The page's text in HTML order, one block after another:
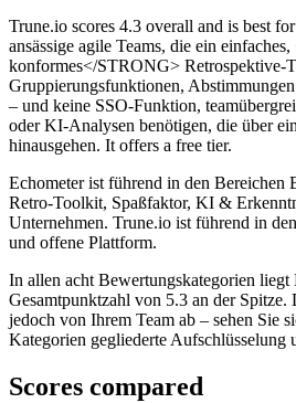
Trune.io scores 4.3 overall and is best
ansässige agile Teams, die ein
konformes</STRONG> Retrospektive-
Gruppierungsfunktionen,
– und keine SSO-Funktion,
oder KI-Analysen benötigen, die über
hinausgehen. It offers a free tier.
Echometer ist führend in den Bereichen
Retro-Toolkit, Spaßfaktor, KI &
Unternehmen. Trune.io ist führend in
und offene Plattform.
In allen acht Bewertungskategorien liegt
Gesamtpunktzahl von 5.3 an der
jedoch von Ihrem Team ab – sehen Sie
Kategorien gegliederte Aufschlüsselung
Scores compared